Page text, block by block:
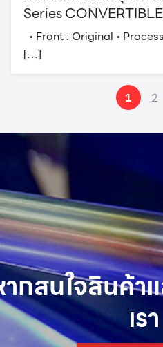
Series CONVERTIBLE
• Front : Original •
[…]
1 2
กสนใจสินค้า
เรา